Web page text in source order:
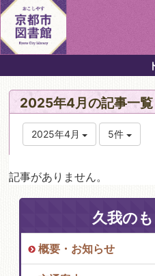
2025年4月の記事一覧
2025年4月 5件
記事がありません。
久我の
概要・お知らせ